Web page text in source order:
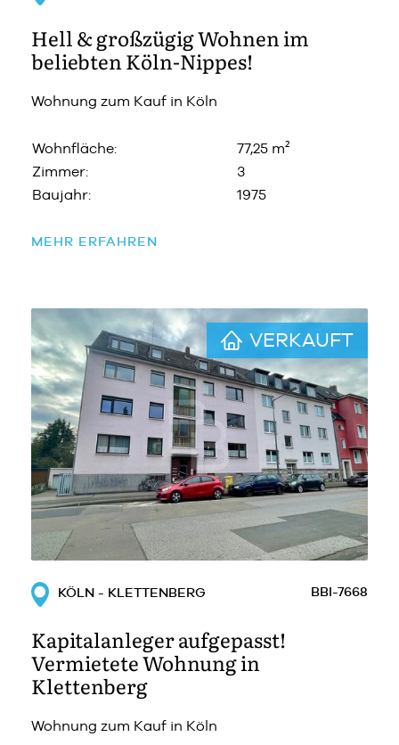
Hell & großzügig Wohnen im
beliebten Köln-Nippes!
Wohnung zum Kauf in Köln
Wohnfläche:
77,25 m²
Zimmer:
3
Baujahr:
1975
MEHR ERFAHREN
VERKAUFT
KÖLN - KLETTENBERG BBI-7668
Kapitalanleger aufgepasst!
Vermietete Wohnung in
Klettenberg
Wohnung zum Kauf in Köln